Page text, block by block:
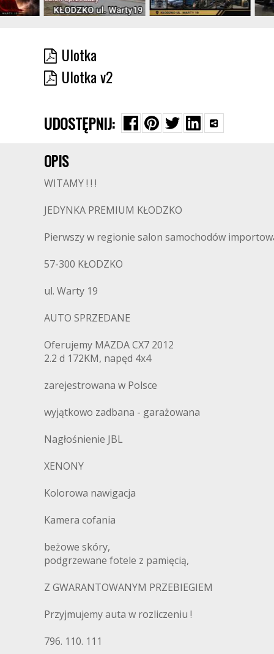
Ulotka
Ulotka v2
UDOSTĘPNIJ:
OPIS
WITAMY ! ! !
JEDYNKA PREMIUM KŁODZKO
Pierwszy w regionie salon samochodów
57-300 KŁODZKO
ul. Warty 19
AUTO SPRZEDANE
Oferujemy MAZDA CX7 2012
2.2 d 172KM, napęd 4x4
zarejestrowana w Polsce
wyjątkowo zadbana - garażowana
Nagłośnienie JBL
XENONY
Kolorowa nawigacja
Kamera cofania
beżowe skóry,
podgrzewane fotele z pamięcią,
Z GWARANTOWANYM PRZEBIEGIEM
Przyjmujemy auta w rozliczeniu !
796. 110. 111